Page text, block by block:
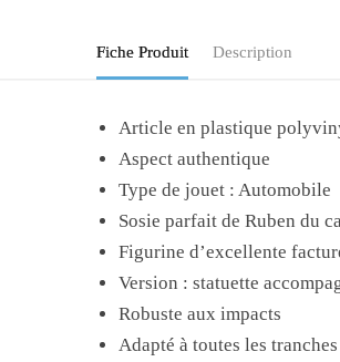
Fiche Produit Description
Article en plastique
Aspect authentique
Type de jouet : Automobile
Sosie parfait de Ruben du
Figurine d’excellente
Version : statuette
Robuste aux impacts
Adapté à toutes les tranches